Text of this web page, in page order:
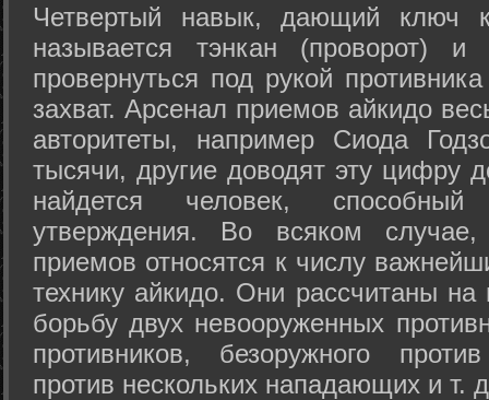
Четвертый навык, дающий ключ
называется тэнкан (проворот)
провернуться под рукой
захват. Арсенал приемов айкидо
авторитеты, например Сиода
тысячи, другие доводят эту цифру
найдется человек,
утверждения. Во всяком
приемов относятся к числу
технику айкидо. Они рассчитаны
борьбу двух невооруженных
противников, безоружного
против нескольких нападающих и т.